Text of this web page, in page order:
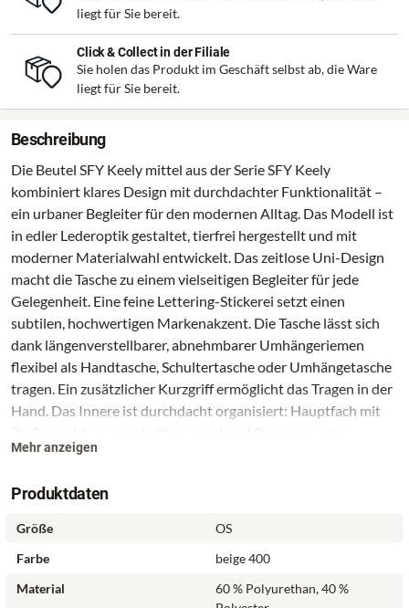
liegt für Sie bereit.
Click & Collect in der Filiale
Sie holen das Produkt im Geschäft selbst ab, die Ware
liegt für Sie bereit.
Beschreibung
Die Beutel SFY Keely mittel aus der Serie SFY Keely
kombiniert klares Design mit durchdachter Funktionalität –
ein urbaner Begleiter für den modernen Alltag. Das Modell ist
in edler Lederoptik gestaltet, tierfrei hergestellt und mit
moderner Materialwahl entwickelt. Das zeitlose Uni-Design
macht die Tasche zu einem vielseitigen Begleiter für jede
Gelegenheit. Eine feine Lettering-Stickerei setzt einen
subtilen, hochwertigen Markenakzent. Die Tasche lässt sich
dank längenverstellbarer, abnehmbarer Umhängeriemen
flexibel als Handtasche, Schultertasche oder Umhängetasche
tragen. Ein zusätzlicher Kurzgriff ermöglicht das Tragen in der
Hand. Das Innere ist durchdacht organisiert: Hauptfach mit
reißverschluss-mittelwand teilt den Innenraum praktisch auf
komplettiert die Organisation. SURI FREY steht für
zeitgemäße Accessoires mit urbanem Charakter, funktionaler
Jahre unterstreicht die Qualität und Verarbeitung dieses
Modells.
Mehr anzeigen
Produktdaten
Größe
OS
Farbe
beige 400
Material
60 % Polyurethan, 40 %